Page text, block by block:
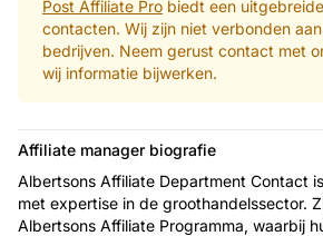
Post Affiliate Probiedt een
contacten. Wij zijn niet verbonden
bedrijven. Neem gerust contact met
wij informatie bijwerken.
Affiliate manager biografie
Albertsons Affiliate Department Contact
met expertise in de groothandelssector.
Albertsons Affiliate Programma, waarbij